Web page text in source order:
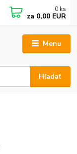
Menu
Hľadať
0 ks
za 0,00 EUR